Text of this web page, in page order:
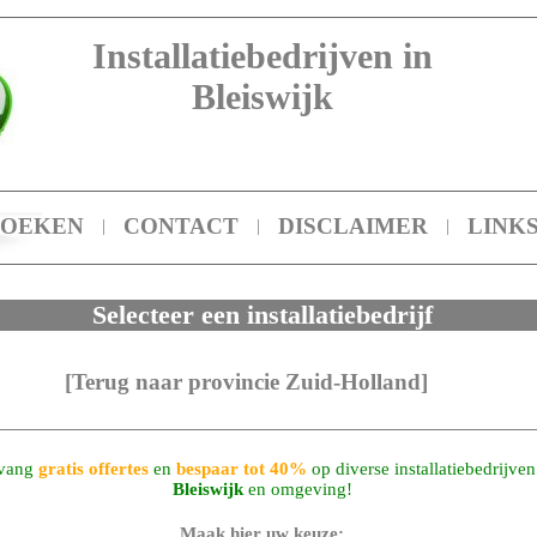
| CONTACT | DISCLAIMER | LINKS
Installatiebedrijven in
Bleiswijk
Selecteer een installatiebedrijf
[Terug naar provincie Zuid-Holland]
gratis offertes enbespaar tot 40% op diverse
Bleiswijken omgeving!